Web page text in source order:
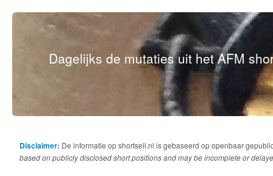
Dagelijks de mutaties uit het AFM
Disclaimer: De informatie op shortsell.nl is gebaseerd op openbaar
based on publicly disclosed short positions and may be incomplete or